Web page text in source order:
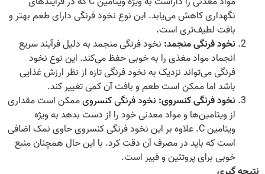
نگهداری کاهش می‌یابد. این نوع نخود فرنگی دارای طعم بهتر و
بافت لطیف‌تری است.
نخود فرنگی منجمد: نخود فرنگی منجمد به دلیل فرآیند سریع
انجماد مواد مغذی را به خوبی حفظ می‌کند. این نوع نخود
فرنگی می‌تواند نزدیک به نخود فرنگی تازه از نظر ارزش غذایی
باشد اما ممکن است طعم و بافت آن کمی تغییر کند.
نخود فرنگی کنسروی: نخود فرنگی کنسرویممکن است مقداری
از ویتامین‌ها و مواد معدنی خود را از دست بدهد به ویژه
ویتامین C. علاوه بر این نخود فرنگی کنسروی حاوی نمک اضافی
است که باید در مصرف آن دقت کرد. با این حال همچنان منبع
خوبی برای پروتئین و فیبر است.